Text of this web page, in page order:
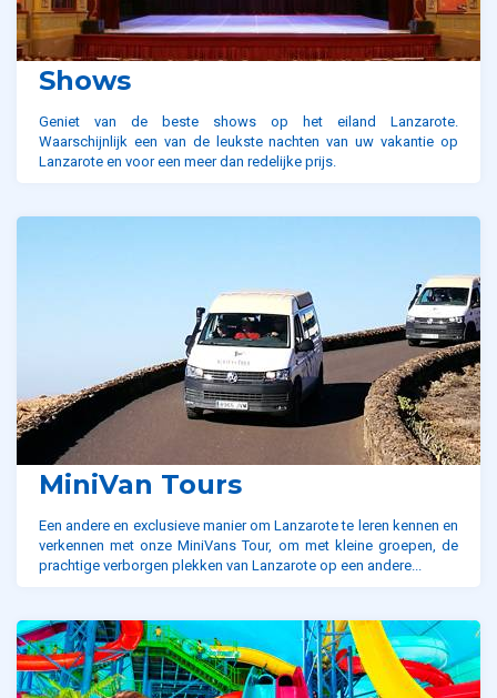
Shows
Geniet van de beste shows op het eiland Lanzarote.
Waarschijnlijk een van de leukste nachten van uw vakantie op
Lanzarote en voor een meer dan redelijke prijs.
MiniVan Tours
Een andere en exclusieve manier om Lanzarote te leren kennen en
verkennen met onze MiniVans Tour, om met kleine groepen, de
prachtige verborgen plekken van Lanzarote op een andere...